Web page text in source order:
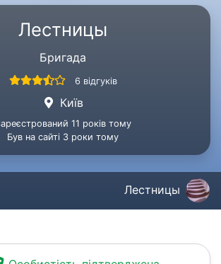
Лестницы
Бригада
6 відгуків
Київ
11 років тому
Був на сайті 3 роки тому
Лестницы